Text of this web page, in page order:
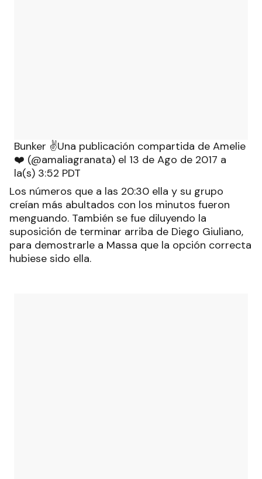
Bunker ✌Una publicación compartida de Amelie
❤️ (@amaliagranata) el 13 de Ago de 2017 a
la(s) 3:52 PDT
Los números que a las 20:30 ella y su grupo
creían más abultados con los minutos fueron
menguando. También se fue diluyendo la
suposición de terminar arriba de Diego Giuliano,
para demostrarle a Massa que la opción correcta
hubiese sido ella.